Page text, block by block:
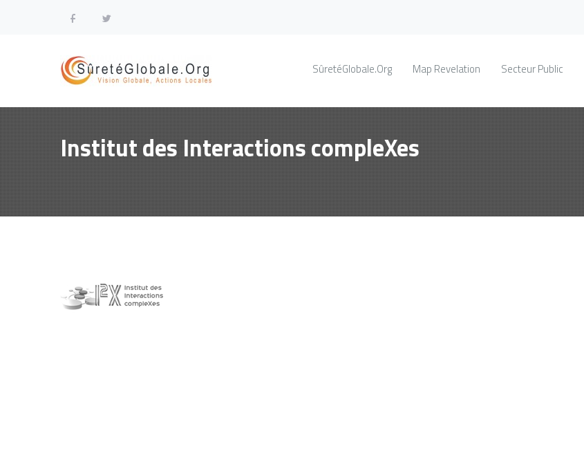
SûretéGlobale.Org Map Revelation Secteur Public
Institut des Interactions compleXes